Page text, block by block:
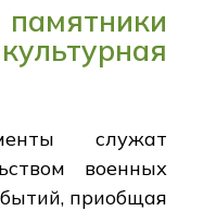
служат
военных
приобщая